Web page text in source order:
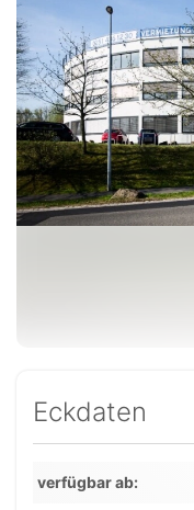
Eckdaten
verfügbar ab